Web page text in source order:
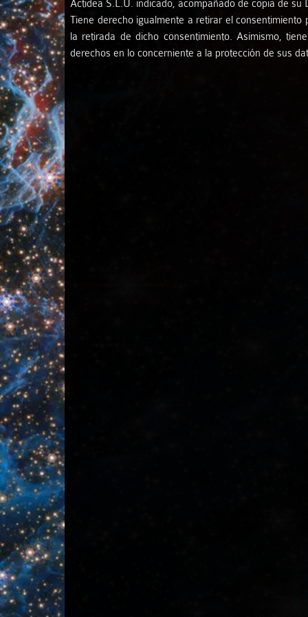
Actidea S.L.U. indicado, acompañado de copia de
Tiene derecho igualmente a retirar el
la retirada de dicho consentimiento. Asimismo,
derechos en lo concerniente a la protección de sus